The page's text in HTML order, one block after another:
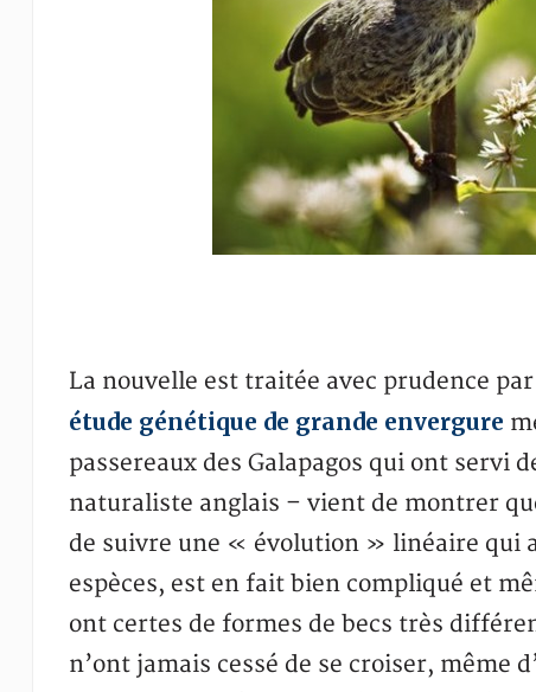
La nouvelle est traitée avec prudence
étude génétique de grande envergure
passereaux des Galapagos qui ont servi
naturaliste anglais – vient de montrer
de suivre une « évolution » linéaire qui
espèces, est en fait bien compliqué et
ont certes de formes de becs très
n’ont jamais cessé de se croiser, même